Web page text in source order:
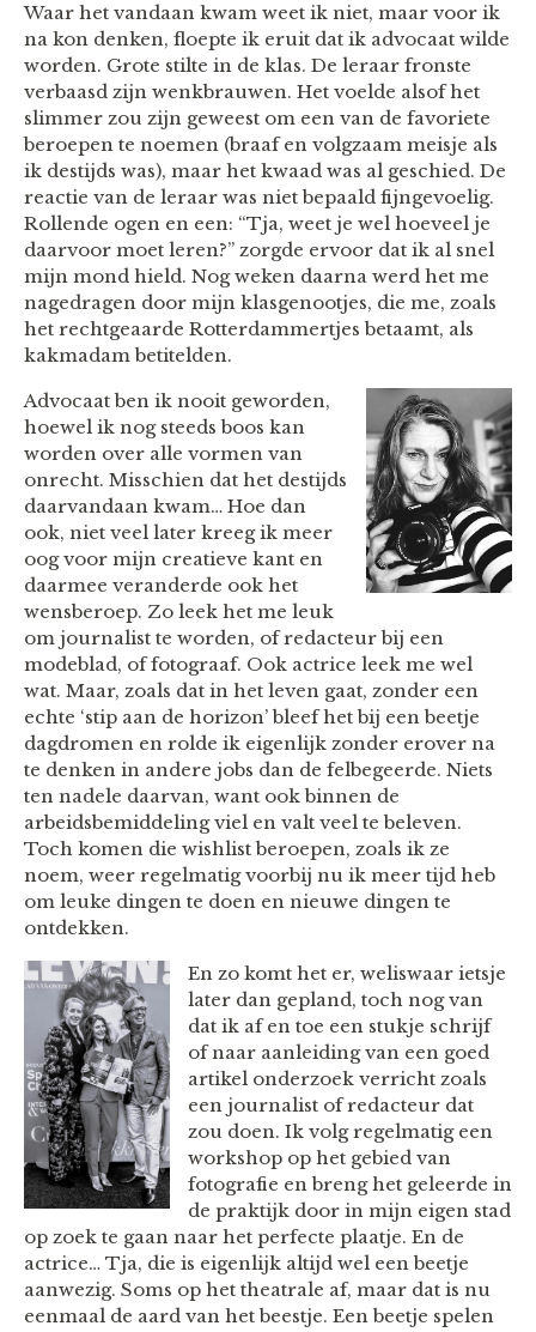
Waar het vandaan kwam weet ik niet, maar voor ik
na kon denken, floepte ik eruit dat ik advocaat wilde
worden. Grote stilte in de klas. De leraar fronste
verbaasd zijn wenkbrauwen. Het voelde alsof het
slimmer zou zijn geweest om een van de favoriete
beroepen te noemen (braaf en volgzaam meisje als
ik destijds was), maar het kwaad was al geschied. De
reactie van de leraar was niet bepaald fijngevoelig.
Rollende ogen en een: “Tja, weet je wel hoeveel je
daarvoor moet leren?” zorgde ervoor dat ik al snel
mijn mond hield. Nog weken daarna werd het me
nagedragen door mijn klasgenootjes, die me, zoals
het rechtgeaarde Rotterdammertjes betaamt, als
kakmadam betitelden.
Advocaat ben ik nooit geworden,
hoewel ik nog steeds boos kan
worden over alle vormen van
onrecht. Misschien dat het destijds
daarvandaan kwam… Hoe dan
ook, niet veel later kreeg ik meer
oog voor mijn creatieve kant en
daarmee veranderde ook het
wensberoep. Zo leek het me leuk
om journalist te worden, of redacteur bij een
modeblad, of fotograaf. Ook actrice leek me wel
wat. Maar, zoals dat in het leven gaat, zonder een
echte ‘stip aan de horizon’ bleef het bij een beetje
dagdromen en rolde ik eigenlijk zonder erover na
te denken in andere jobs dan de felbegeerde. Niets
ten nadele daarvan, want ook binnen de
arbeidsbemiddeling viel en valt veel te beleven.
Toch komen die wishlist beroepen, zoals ik ze
noem, weer regelmatig voorbij nu ik meer tijd heb
om leuke dingen te doen en nieuwe dingen te
ontdekken.
En zo komt het er, weliswaar ietsje
later dan gepland, toch nog van
dat ik af en toe een stukje schrijf
of naar aanleiding van een goed
artikel onderzoek verricht zoals
een journalist of redacteur dat
zou doen. Ik volg regelmatig een
workshop op het gebied van
fotografie en breng het geleerde in
de praktijk door in mijn eigen stad
op zoek te gaan naar het perfecte plaatje. En de
actrice… Tja, die is eigenlijk altijd wel een beetje
aanwezig. Soms op het theatrale af, maar dat is nu
eenmaal de aard van het beestje. Een beetje spelen